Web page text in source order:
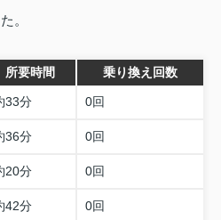
。
所要時間 乗り換え回数
33分 0回
36分 0回
20分 0回
42分 0回